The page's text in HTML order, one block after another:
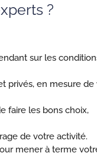
?
sur les
privés, en mesure de
faire les bons choix,
de votre activité.
mener à terme